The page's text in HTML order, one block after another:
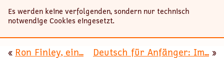
Es werden keine verfolgenden, sondern nur technisch
notwendige Cookies eingesetzt.
« Ron Finley, ein... Deutsch für Anfänger: Im... »